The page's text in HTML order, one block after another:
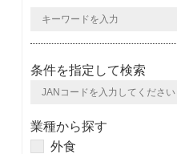
条件を指定して検索
業種から探す
外食